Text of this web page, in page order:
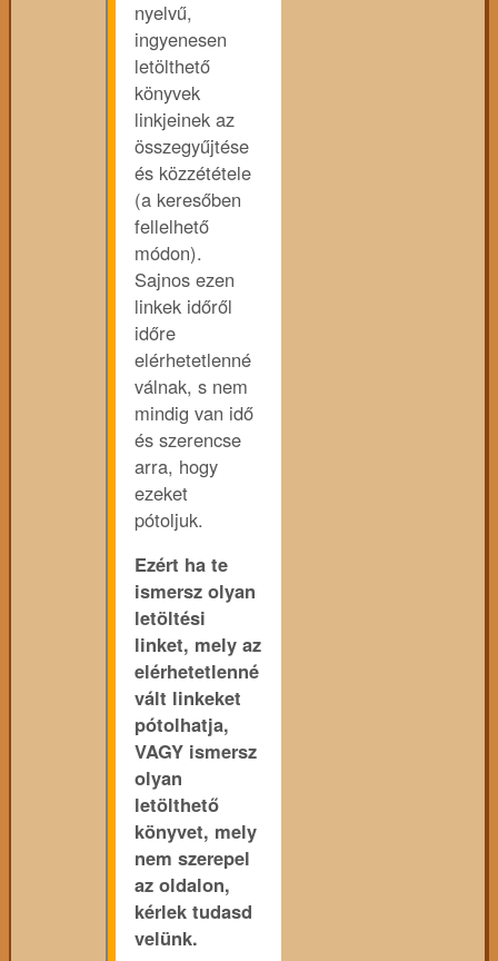
nyelvű,
ingyenesen
letölthető
könyvek
linkjeinek az
összegyűjtése
és közzététele
(a keresőben
fellelhető
módon).
Sajnos ezen
linkek időről
időre
elérhetetlenné
válnak, s nem
mindig van idő
és szerencse
arra, hogy
ezeket
pótoljuk.
Ezért ha te
ismersz olyan
letöltési
linket, mely az
elérhetetlenné
vált linkeket
pótolhatja,
VAGY ismersz
olyan
letölthető
könyvet, mely
nem szerepel
az oldalon,
kérlek tudasd
velünk.